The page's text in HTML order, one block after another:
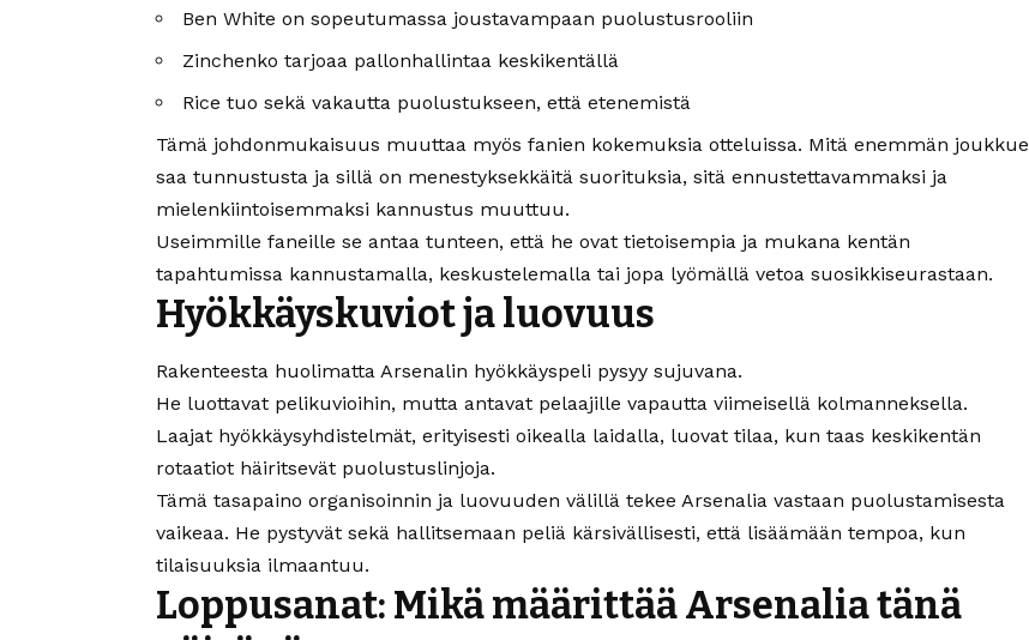
Ben White on sopeutumassa joustavampaan puolustusrooliin
Zinchenko tarjoaa pallonhallintaa keskikentällä
Rice tuo sekä vakautta puolustukseen, että etenemistä
Tämä johdonmukaisuus muuttaa myös fanien kokemuksia otteluissa. Mitä enemmän joukkue
saa tunnustusta ja sillä on menestyksekkäitä suorituksia, sitä ennustettavammaksi ja
mielenkiintoisemmaksi kannustus muuttuu.
Useimmille faneille se antaa tunteen, että he ovat tietoisempia ja mukana kentän
tapahtumissa kannustamalla, keskustelemalla tai jopa lyömällä vetoa suosikkiseurastaan.
Hyökkäyskuviot ja luovuus
Rakenteesta huolimatta Arsenalin hyökkäyspeli pysyy sujuvana.
He luottavat pelikuvioihin, mutta antavat pelaajille vapautta viimeisellä kolmanneksella.
Laajat hyökkäysyhdistelmät, erityisesti oikealla laidalla, luovat tilaa, kun taas keskikentän
rotaatiot häiritsevät puolustuslinjoja.
Tämä tasapaino organisoinnin ja luovuuden välillä tekee Arsenalia vastaan puolustamisesta
vaikeaa. He pystyvät sekä hallitsemaan peliä kärsivällisesti, että lisäämään tempoa, kun
tilaisuuksia ilmaantuu.
Loppusanat: Mikä määrittää Arsenalia tänä